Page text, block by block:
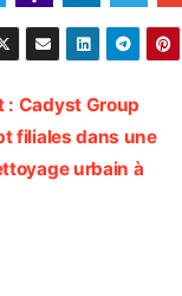
Y
a
h
o
o
L
i
n
k
e
T
e
l
e
g
G
m
: Cadyst Group
filiales dans une
urbain à